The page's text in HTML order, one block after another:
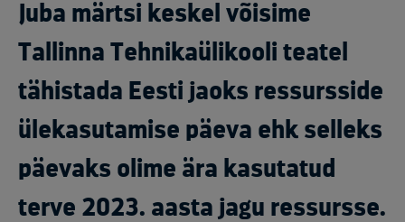
Juba märtsi keskel võisime
Tallinna Tehnikaülikooli teatel
tähistada Eesti jaoks ressursside
ülekasutamise päeva ehk selleks
päevaks olime ära kasutatud
terve 2023. aasta jagu ressursse.